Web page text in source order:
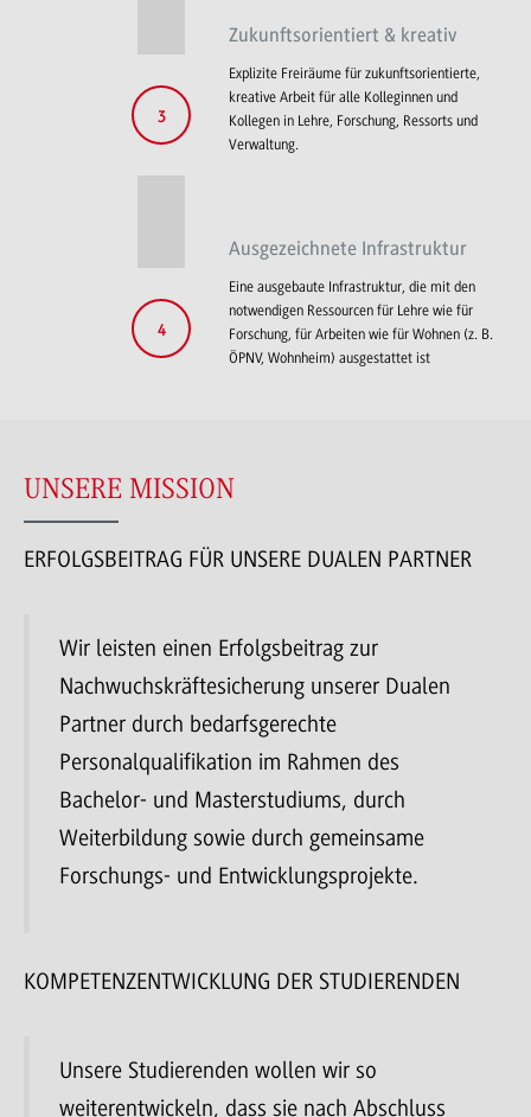
3
Zukunftsorientiert & kreativ
Explizite Freiräume für zukunftsorientierte,
kreative Arbeit für alle Kolleginnen und
Kollegen in Lehre, Forschung, Ressorts und
Verwaltung.
4
Ausgezeichnete Infrastruktur
Eine ausgebaute Infrastruktur, die mit den
notwendigen Ressourcen für Lehre wie für
Forschung, für Arbeiten wie für Wohnen (z. B.
ÖPNV, Wohnheim) ausgestattet ist
UNSERE MISSION
ERFOLGSBEITRAG FÜR UNSERE DUALEN PARTNER
Wir leisten einen Erfolgsbeitrag zur
Nachwuchskräftesicherung unserer Dualen
Partner durch bedarfsgerechte
Personalqualifikation im Rahmen des
Bachelor- und Masterstudiums, durch
Weiterbildung sowie durch gemeinsame
Forschungs- und Entwicklungsprojekte.
KOMPETENZENTWICKLUNG DER STUDIERENDEN
Unsere Studierenden wollen wir so
weiterentwickeln, dass sie nach Abschluss